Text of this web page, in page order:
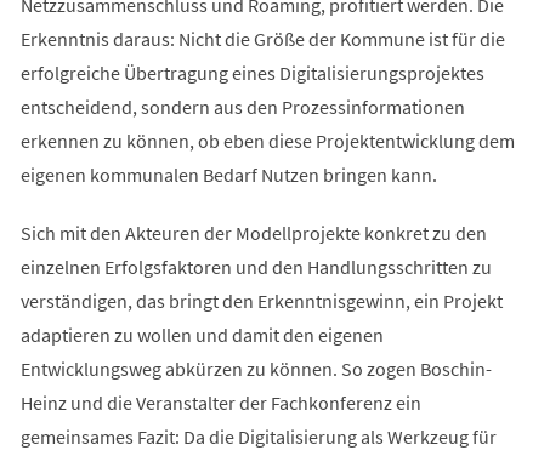
Erkenntnis daraus: Nicht die Größe der Kommune ist für die
erfolgreiche Übertragung eines Digitalisierungsprojektes
entscheidend, sondern aus den Prozessinformationen
erkennen zu können, ob eben diese Projektentwicklung dem
eigenen kommunalen Bedarf Nutzen bringen kann.
Sich mit den Akteuren der Modellprojekte konkret zu den
einzelnen Erfolgsfaktoren und den Handlungsschritten zu
verständigen, das bringt den Erkenntnisgewinn, ein Projekt
adaptieren zu wollen und damit den eigenen
Entwicklungsweg abkürzen zu können. So zogen Boschin-
Heinz und die Veranstalter der Fachkonferenz ein
gemeinsames Fazit: Da die Digitalisierung als Werkzeug für